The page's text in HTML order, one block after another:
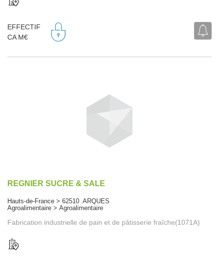
EFFECTIF
CA M€
REGNIER SUCRE & SALE
Hauts-de-France > 62510 ARQUES
Agroalimentaire > Agroalimentaire
Fabrication industrielle de pain et de pâtisserie fraîche(1071A)